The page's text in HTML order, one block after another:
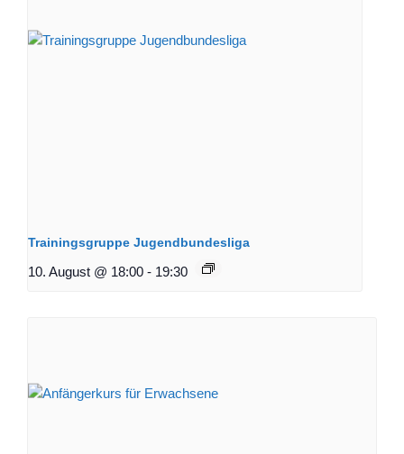
Trainingsgruppe Jugendbundesliga
10. August @ 18:00 - 19:30